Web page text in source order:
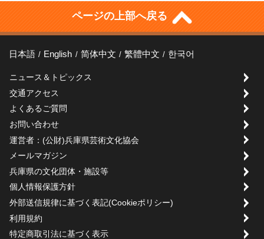
ページの上部へ戻る
日本語 English 简体中文 繁體中文 한국어
ニュース＆トピックス
交通アクセス
よくあるご質問
お問い合わせ
運営者：(公財)兵庫県芸術文化協会
メールマガジン
兵庫県の文化団体・施設等
個人情報保護方針
外部送信規律に基づく表記(Cookieポリシー)
利用規約
特定商取引法に基づく表示